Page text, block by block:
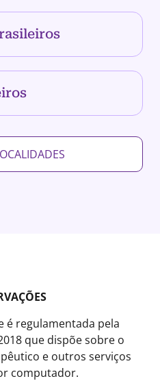
é regulamentada pela
que dispõe sobre o
e outros serviços
computador.